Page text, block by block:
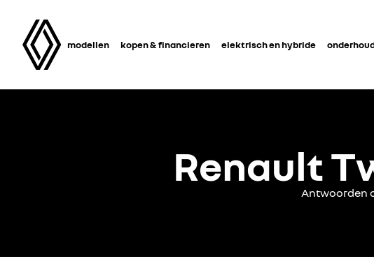
modellen kopen & financieren elektrisch en hybride
Renault
Antwoorden